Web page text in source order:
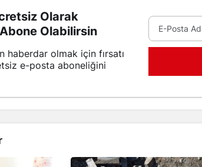
Olarak
Olabilirsin
haberdar olmak için fırsatı
e-posta aboneliğini